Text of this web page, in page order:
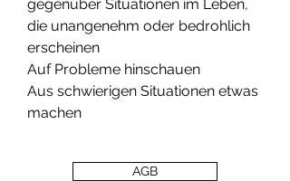
gegenüber Situationen im Leben,
die unangenehm oder bedrohlich
erscheinen
Auf Probleme hinschauen
Aus schwierigen Situationen etwas
machen
AGB